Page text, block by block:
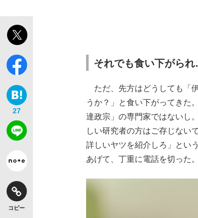
27
コピー
それでも食い下がら
ただ、先方はどうしても「
うか？」と食い下がってきた
達政宗」の専門家ではないし
しい研究者の方はご存じない
詳しいヤツを紹介しろ」とい
あげて、丁重に電話を切った。